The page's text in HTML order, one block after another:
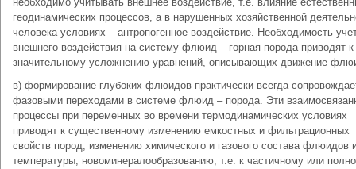
геодинамических процессов, а в нарушенных хозяйственной
человека условиях – антропогенное воздействие. Необходимость
внешнего воздействия на систему флюид – горная порода приводят к
значительному усложнению уравнений, описывающих движение
в) формирование глубоких флюидов практически всегда
фазовыми переходами в системе флюид – порода. Эти
процессы при переменных во времени термодинамических условиях
приводят к существенному изменению емкостных и фильтрационных
свойств пород, изменению химического и газового состава флюидов
температуры, новоминералообразованию, т.е. к частичному или